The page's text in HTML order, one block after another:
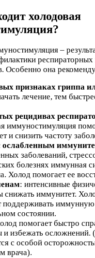
холодовая
–
Особенно она
признаках гриппа
лечение, тем
рецидивах
иммуностимуляция
и снизить частоту
заболеваний,
болезнях иммунная
Холод помогает ее
: интенсивные
снижать иммунитет.
поддерживать иммунную
состоянии.
помогает быстро
и избежать осложнений.
с особой
врача).